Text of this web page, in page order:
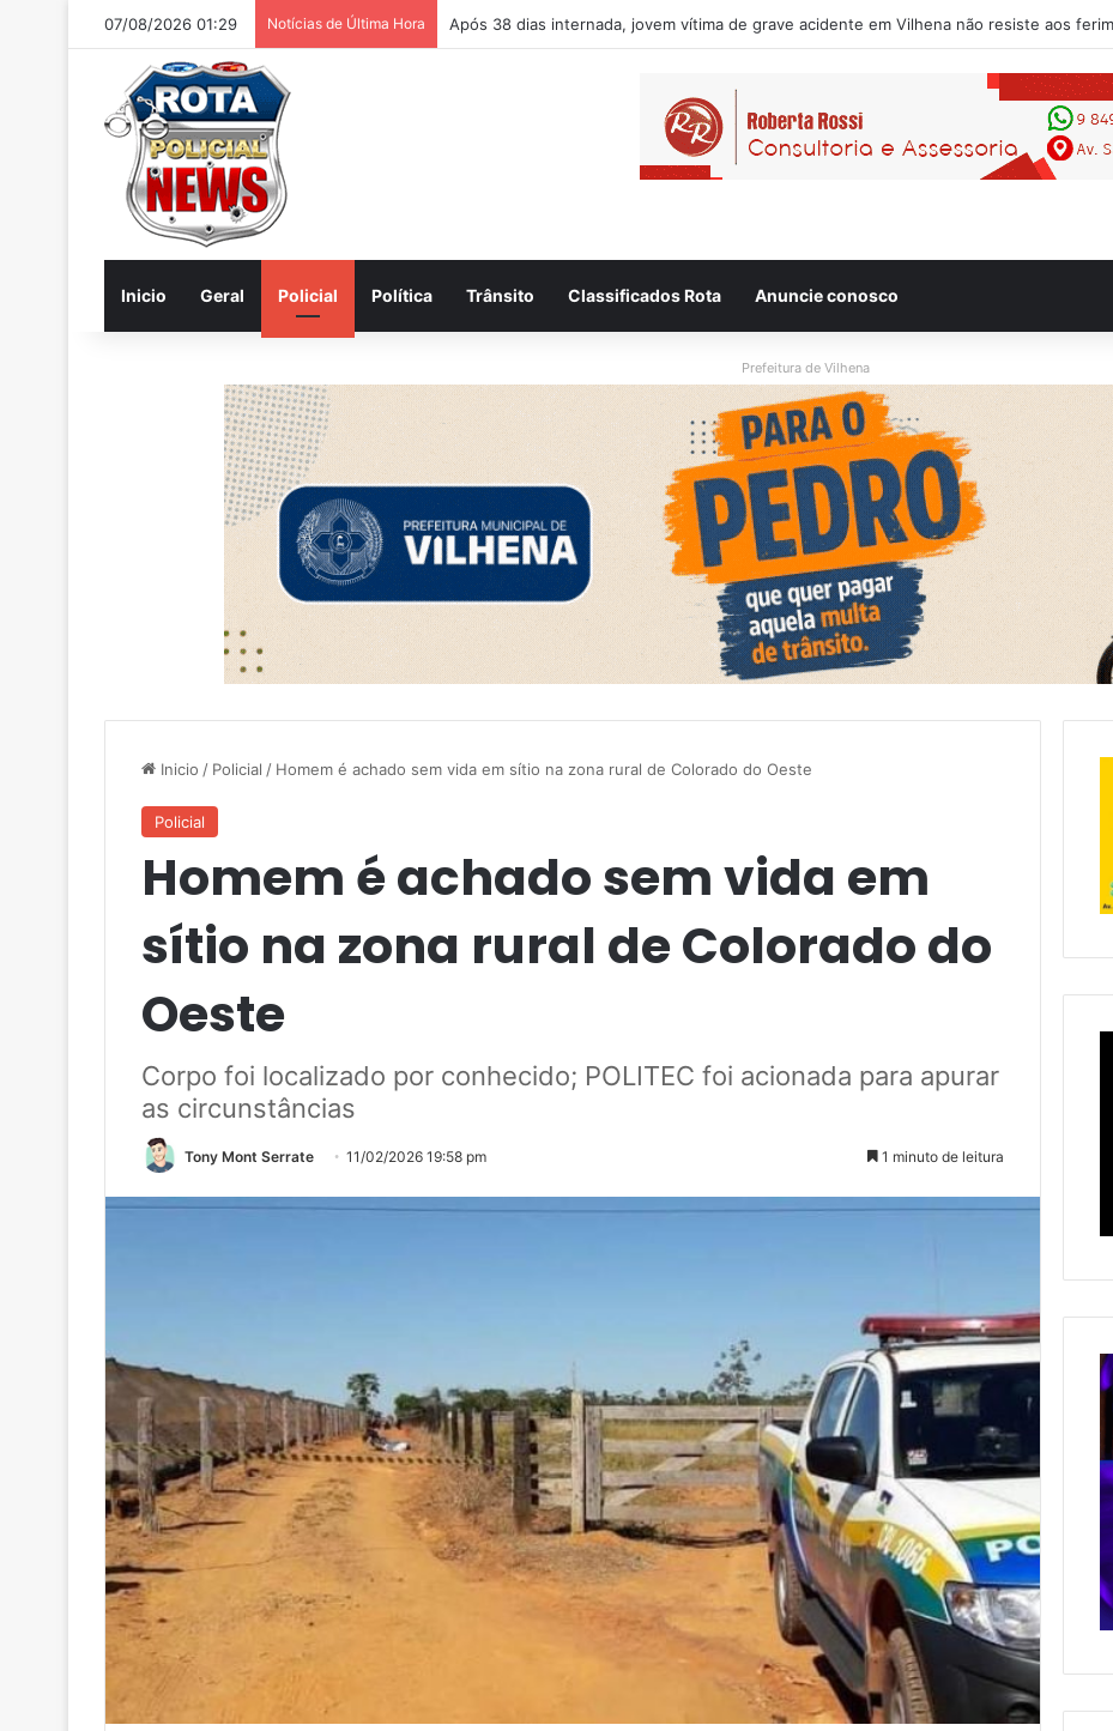
07/08/2026 01:29 Notícias de Última Hora Homem é acusado de desacatar auxiliar de enfermagem no Hospital Regional de Vilhena
Inicio Geral Policial Política Trânsito Classificados Rota Anuncie conosco
Prefeitura de Vilhena
Inicio / Policial / Homem é achado sem vida em sítio na zona rural de Colorado do Oeste
Policial
Homem é achado sem vida em
sítio na zona rural de Colorado do
Oeste
Corpo foi localizado por conhecido; POLITEC foi acionada para apurar
as circunstâncias
Tony Mont Serrate 11/02/2026 19:58 pm 1 minuto de leitura